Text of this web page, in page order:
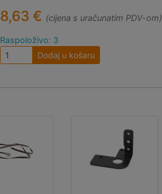
8,63 € (cijena s uračunatim PDV-om)
Raspoloživo: 3
Dodaj u košaru